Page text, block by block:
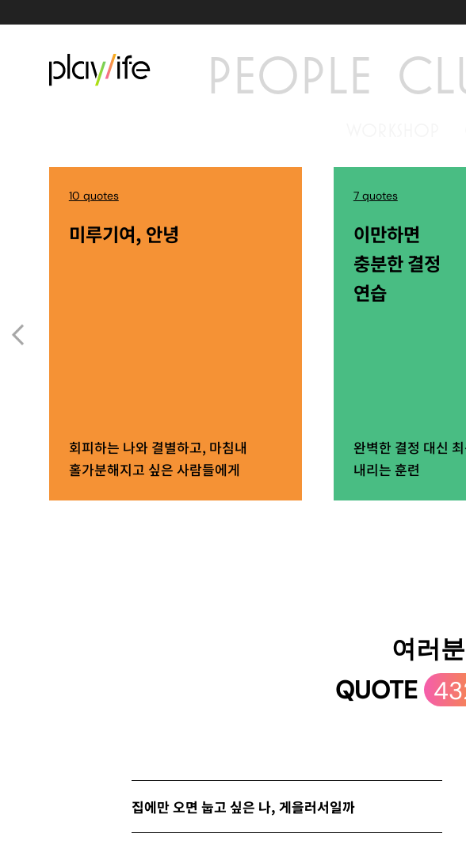
PEOPLE
10 quotes
미루기여, 안녕
회피하는 나와 결별하고, 마침내
홀가분해지고 싶은 사람들에게
7 quotes
이만하면
충분한 결정
연습
완벽한 결정 대신
내리는 훈련
여러
QUOTE
집에만 오면 눕고 싶은 나, 게을러서일까